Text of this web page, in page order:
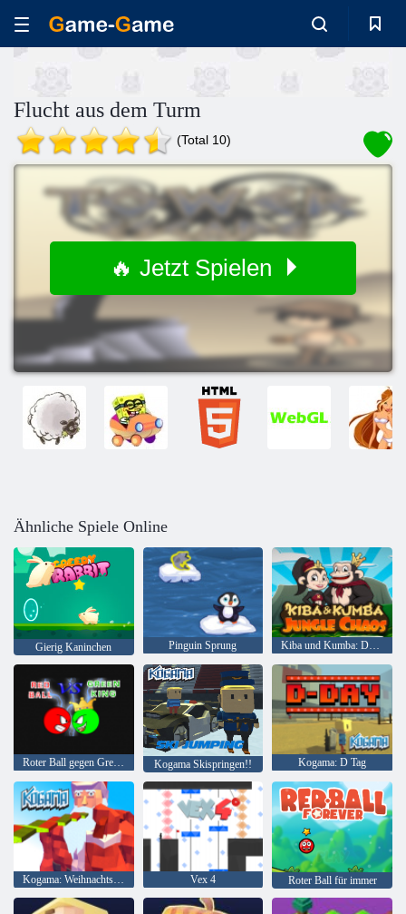
Flucht aus dem Turm
(Total 10)
🔥 Jetzt Spielen
Ähnliche Spiele Online
Gierig Kaninchen Pinguin Sprung Kiba und Kumba: Dschungelchaos
Roter Ball gegen Green King Kogama Skispringen!! Kogama: D Tag
Kogama: Weihnachtsparkour Vex 4 Roter Ball für immer